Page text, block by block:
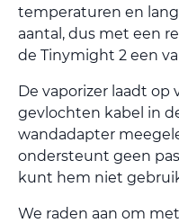
temperaturen en
aantal, dus met een
de Tinymight 2 een
De vaporizer laadt op
gevlochten kabel in
wandadapter
ondersteunt geen
kunt hem niet
We raden aan om